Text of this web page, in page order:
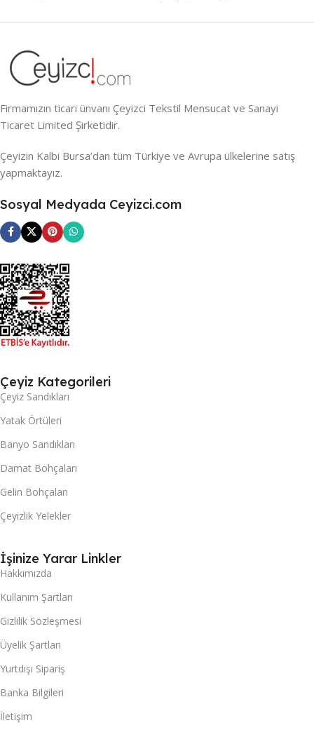
Firmamızın ticari ünvanı Çeyizci Tekstil Mensucat ve Sanayi
Ticaret Limited Şirketidir.
Çeyizin Kalbi Bursa’dan tüm Türkiye ve Avrupa ülkelerine satış
yapmaktayız.
Sosyal Medyada Ceyizci.com
Çeyiz Kategorileri
Çeyiz Sandıkları
Yatak Örtüleri
Banyo Sandıkları
Damat Bohçaları
Gelin Bohçaları
Çeyizlik Yelekler
İşinize Yarar Linkler
Hakkımızda
Kullanım Şartları
Gizlilik Sözleşmesi
Üyelik Şartları
Yurtdışı Sipariş
Banka Bilgileri
İletişim